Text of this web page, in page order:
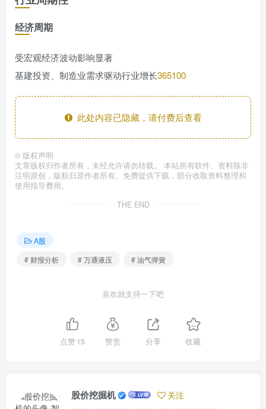
经济周期
受宏观经济波动影响显著
基建投资、制造业需求驱动行业增长365100
此处内容已隐藏，请付费后查看
© 版权声明
文章版权归作者所有，未经允许请勿转载。 本站所有软件、资料除非
注明原创，版权归原作者所有。免费提供下载，部分收取资料整理和
使用指导费用。
THE END
A股
# 财报分析
# 万通液压 # 油气弹簧
喜欢就支持一下吧
点赞15 赞赏 分享 收藏
股价挖掘机 关注